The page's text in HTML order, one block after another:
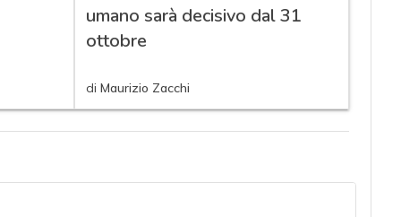
umano sarà decisivo dal 31
ottobre
diMaurizio Zacchi